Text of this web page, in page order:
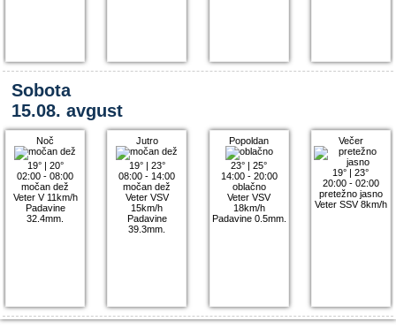
Sobota
15.08. avgust
Noč
19°| 20°
02:00 - 08:00
močan dež
Veter V 11km/h
Padavine
32.4mm.
Jutro
19°| 23°
08:00 - 14:00
močan dež
Veter VSV
15km/h
Padavine
39.3mm.
Popoldan
23° |25°
14:00 - 20:00
oblačno
Veter VSV
18km/h
Padavine 0.5mm.
Večer
19° |23°
20:00 - 02:00
pretežno jasno
Veter SSV 8km/h